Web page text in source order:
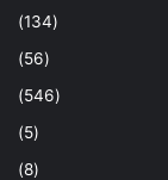
(134)
(56)
(546)
(5)
(8)